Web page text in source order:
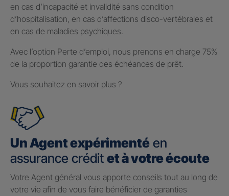
en cas d’incapacité et invalidité sans condition
d’hospitalisation, en cas d’affections disco-vertébrales et
en cas de maladies psychiques.
Avec l’option Perte d’emploi, nous prenons en charge 75%
de la proportion garantie des échéances de prêt.
Vous souhaitez en savoir plus ?
Un Agent expérimenté en
assurance crédit et à votre écoute
Votre Agent général vous apporte conseils tout au long de
votre vie afin de vous faire bénéficier de garanties